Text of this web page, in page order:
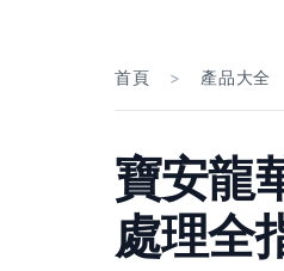
首頁 > 產品大全
寶安龍
處理全